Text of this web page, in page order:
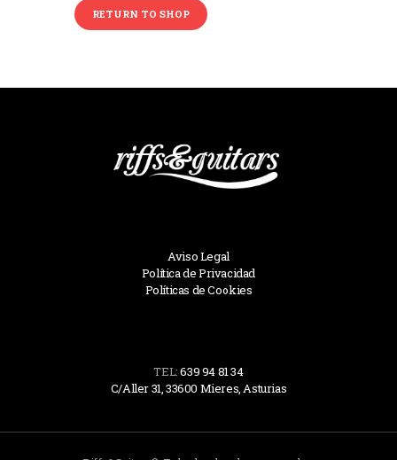
RETURN TO SHOP
Aviso Legal
Política de Privacidad
Políticas de Cookies
TEL:639 94 81 34
C/Aller 31, 33600 Mieres, Asturias